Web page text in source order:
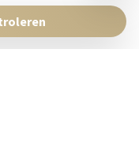
- +34665313223